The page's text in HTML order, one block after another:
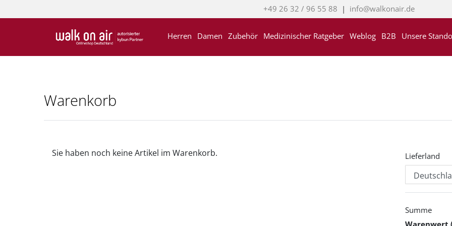
+49 26 32 / 96 55 88 | info@walkonair.de
Herren Damen Zubehör Medizinischer Ratgeber Weblog B2B Unsere
Warenkorb
Sie haben noch keine Artikel im Warenkorb. Lieferland
Summe
Warenwert